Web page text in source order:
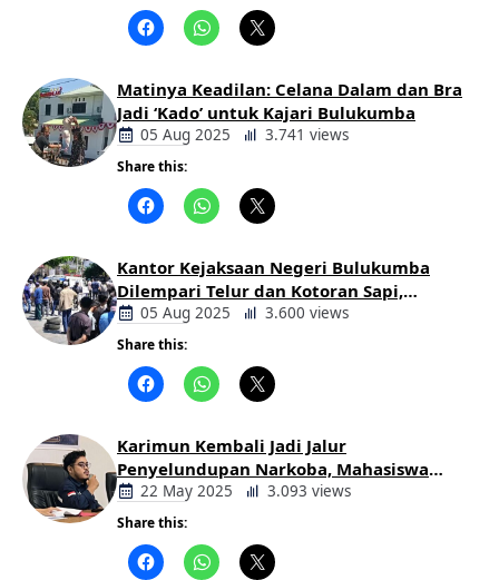
Matinya Keadilan: Celana Dalam dan Bra
Jadi ‘Kado’ untuk Kajari Bulukumba
05 Aug 2025 3.741 views
Share this:
Kantor Kejaksaan Negeri Bulukumba
Dilempari Telur dan Kotoran Sapi,
Keluarga Korban Lakalantas Tuntut
Keadilan
05 Aug 2025 3.600 views
Share this:
Karimun Kembali Jadi Jalur
Penyelundupan Narkoba, Mahasiswa
Desak Pemkab dan Aparat Bertindak
Tegas
22 May 2025 3.093 views
Share this: